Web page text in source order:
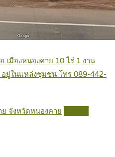
เมืองหนองคาย 10 ไร่ 1 งาน
อยู่ในแหล่งชุมชน โทร 089-442-
จังหวัดหนองคาย